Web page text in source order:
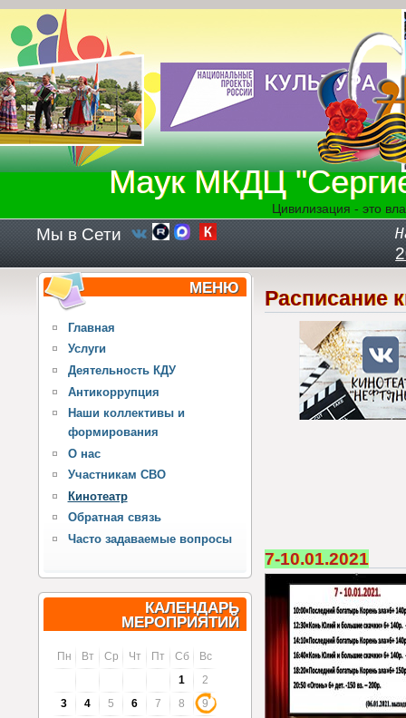
Перейти к основному содержанию
Маук МКДЦ
Цивилизация - это
Мы в Сети
МЕНЮ
Главная
Услуги
Деятельность КДУ
Антикоррупция
Наши коллективы и
формирования
О нас
Участникам СВО
Кинотеатр
Обратная связь
Часто задаваемые вопросы
КАЛЕНДАРЬ
МЕРОПРИЯТИЙ
Пн Вт Ср Чт Пт Сб
Вс
1
2
3
4 5 6 7 8
9
Расписание
7-10.01.2021